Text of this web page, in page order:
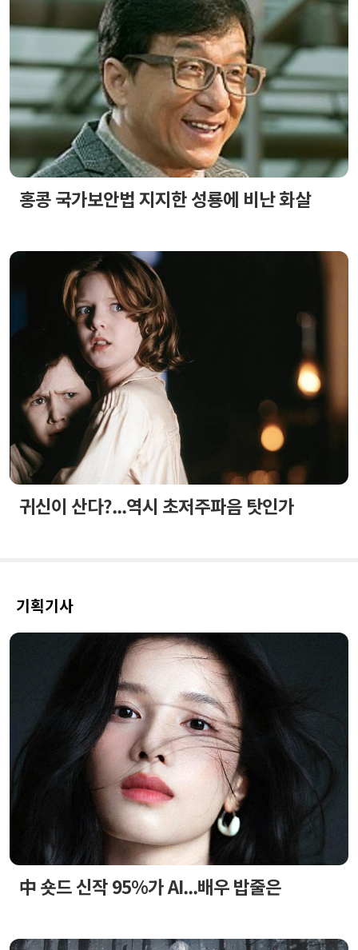
홍콩 국가보안법 지지한 성룡에 비난 화살
귀신이 산다?...역시 초저주파음 탓인가
기획기사
中 숏드 신작 95%가 AI...배우 밥줄은